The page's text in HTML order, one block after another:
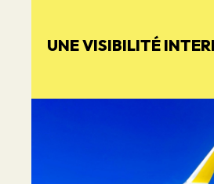
UNE VISIBILITÉ